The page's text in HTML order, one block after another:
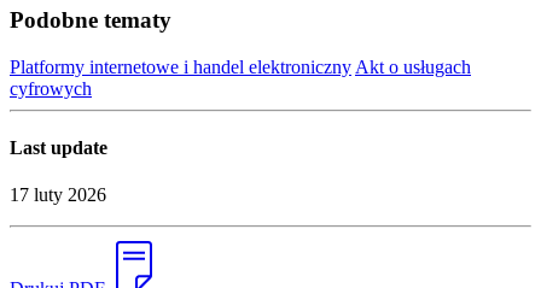
Podobne tematy
Platformy internetowe i handel elektroniczny Akt o usługach
cyfrowych
Last update
17 luty 2026